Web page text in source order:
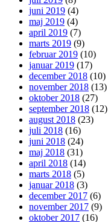
juni 2019 (4)
maj 2019 (4)
april 2019 (7)
marts 2019 (9)
februar 2019 (10)
januar 2019 (17)
december 2018 (10)
november 2018 (13)
oktober 2018 (27)
september 2018 (12)
august 2018 (23)
juli 2018 (16)
juni 2018 (24)
maj 2018 (31)
april 2018 (14)
marts 2018 (5)
januar 2018 (3)
december 2017 (6)
november 2017 (9)
oktober 2017 (16)